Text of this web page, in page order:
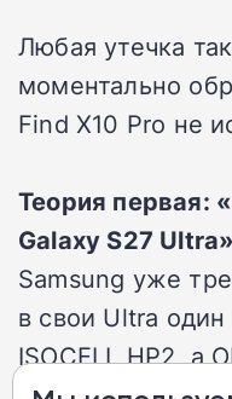
Любая утечка
моментально
Find X10 Pro не
Теория первая:
Galaxy S27
Samsung уже
в свои Ultra
ISOCELL HP2, а